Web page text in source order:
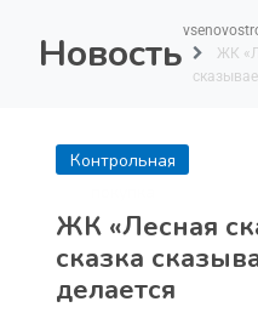
Новость
ЖК
Контрольная
ЖК «Лесная
сказка
делается